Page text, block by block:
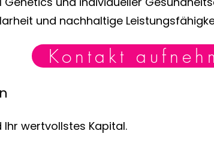
und nachhaltige
wertvollstes Kapital.
Kontakt